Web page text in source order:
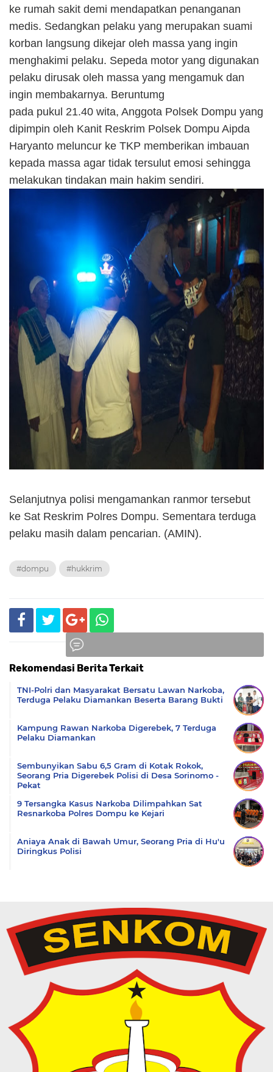
ke rumah sakit demi mendapatkan penanganan
medis. Sedangkan pelaku yang merupakan suami
korban langsung dikejar oleh massa yang ingin
menghakimi pelaku. Sepeda motor yang digunakan
pelaku dirusak oleh massa yang mengamuk dan
ingin membakarnya. Beruntumg
pada pukul 21.40 wita, Anggota Polsek Dompu yang
dipimpin oleh Kanit Reskrim Polsek Dompu Aipda
Haryanto meluncur ke TKP memberikan imbauan
kepada massa agar tidak tersulut emosi sehingga
melakukan tindakan main hakim sendiri.
Selanjutnya polisi mengamankan ranmor tersebut
ke Sat Reskrim Polres Dompu. Sementara terduga
pelaku masih dalam pencarian. (AMIN).
#dompu #hukkrim
Rekomendasi Berita Terkait
TNI-Polri dan Masyarakat Bersatu Lawan Narkoba,
Terduga Pelaku Diamankan Beserta Barang Bukti
Kampung Rawan Narkoba Digerebek, 7 Terduga
Pelaku Diamankan
Sembunyikan Sabu 6,5 Gram di Kotak Rokok,
Seorang Pria Digerebek Polisi di Desa Sorinomo -
Pekat
9 Tersangka Kasus Narkoba Dilimpahkan Sat
Resnarkoba Polres Dompu ke Kejari
Aniaya Anak di Bawah Umur, Seorang Pria di Hu'u
Diringkus Polisi